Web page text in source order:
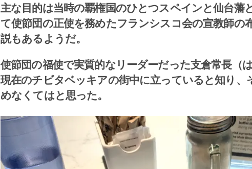
主な目的は当時の覇権国のひとつスペインと仙台藩
て使節団の正使を務めたフランシスコ会の宣教師の
説もあるようだ。
使節団の福使で実質的なリーダーだった支倉常長（
現在のチビタベッキアの街中に立っていると知り
めなくてはと思った。